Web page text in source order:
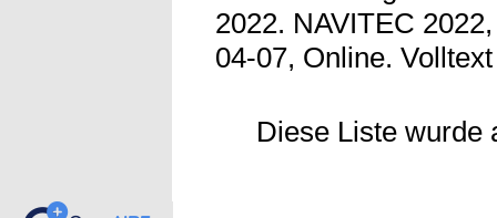
2022. NAVITEC
04-07, Online.
Diese Liste wurde